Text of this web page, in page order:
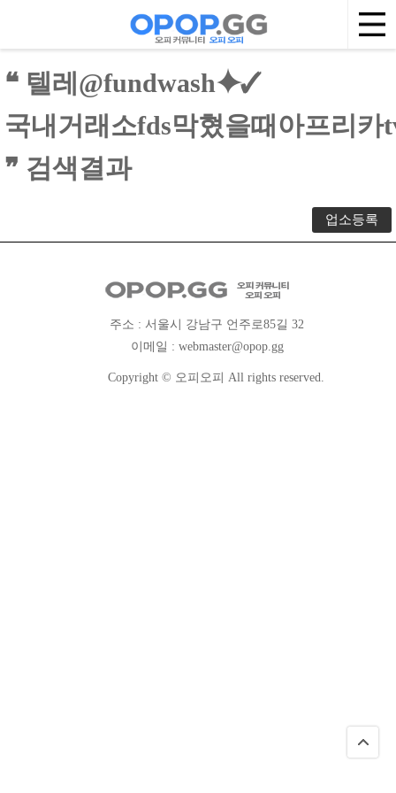
❝ 텔레@fundwash⯌✓
국내거래소fds막혔을때아프리카
❞ 검색결과
업소등록
주소 : 서울시 강남구 언주로85길 32
이메일 : webmaster@opop.gg
Copyright © 오피오피 All rights reserved.